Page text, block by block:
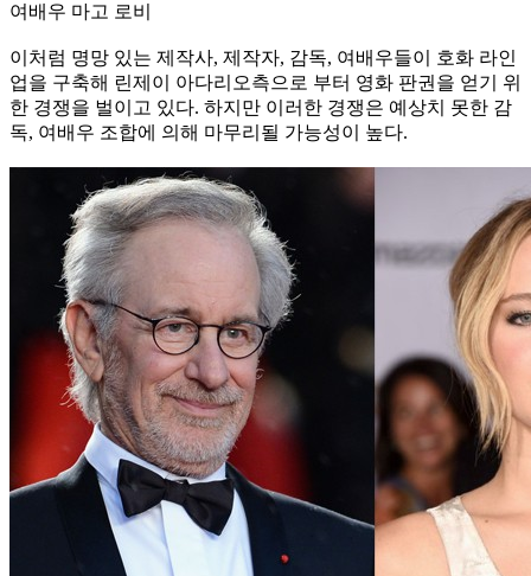
여배우 마고 로비
이처럼 명망 있는 제작사, 제작자, 감독, 여배우들이 호화 라인
업을 구축해 린제이 아다리오측으로 부터 영화 판권을 얻기 위
한 경쟁을 벌이고 있다. 하지만 이러한 경쟁은 예상치 못한 감
독, 여배우 조합에 의해 마무리될 가능성이 높다.